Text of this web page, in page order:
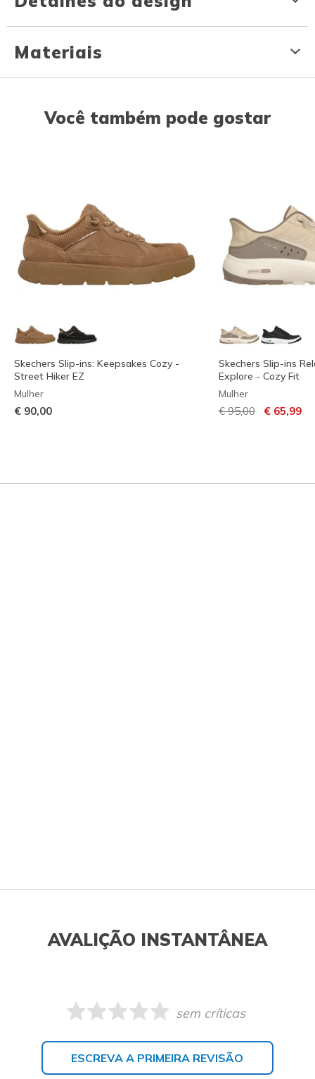
Materiais
Você também pode gostar
Skechers Slip-ins: Keepsakes Cozy -
Street Hiker EZ
Mulher
€ 90,00
Skechers Slip-ins
Explore - Cozy Fit
Mulher
Preço com
€ 95,00para
€ 65,99
AVALIÇÃO INSTANTÂNEA
sem críticas
ESCREVA A PRIMEIRA REVISÃO